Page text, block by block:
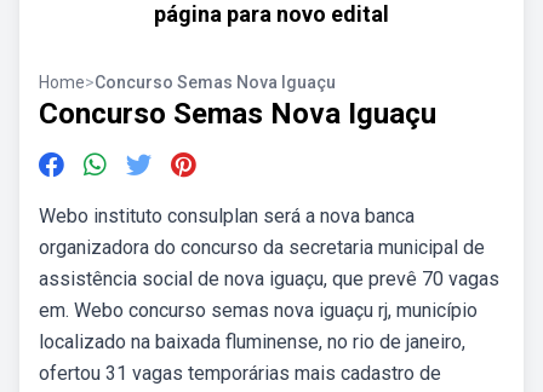
página para novo edital
Home>Concurso Semas Nova Iguaçu
Concurso Semas Nova Iguaçu
Webo instituto consulplan será a nova banca
organizadora do concurso da secretaria municipal de
assistência social de nova iguaçu, que prevê 70 vagas
em. Webo concurso semas nova iguaçu rj, município
localizado na baixada fluminense, no rio de janeiro,
ofertou 31 vagas temporárias mais cadastro de